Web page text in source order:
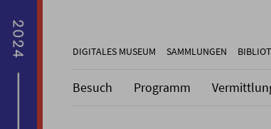
DIGITALES MUSEUM SAMMLUNGEN
Besuch Programm